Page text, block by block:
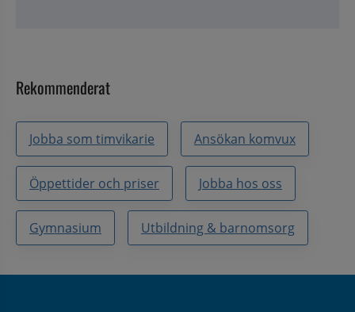
Rekommenderat
Jobba som timvikarie Ansökan komvux
Öppettider och priser Jobba hos oss
Gymnasium Utbildning & barnomsorg